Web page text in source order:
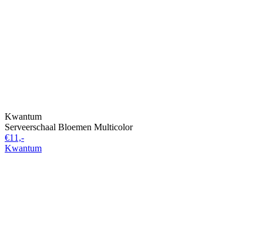
Kwantum
Serveerschaal Bloemen Multicolor
€11,-
Kwantum